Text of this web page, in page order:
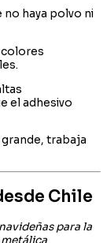
no haya polvo ni
el adhesivo
trabaja
Chile
para la
metálica